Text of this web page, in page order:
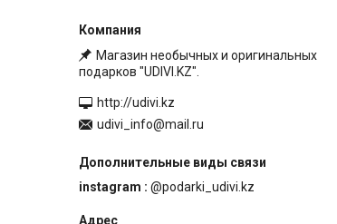
Магазин необычных и оригинальных
подарков "UDIVI.KZ".
http://udivi.kz
udivi_info@mail.ru
instagram @podarki_udivi.kz